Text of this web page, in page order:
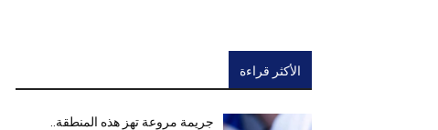
الأكثر قراءة
جريمة مروعة تهز هذه المنطقة..